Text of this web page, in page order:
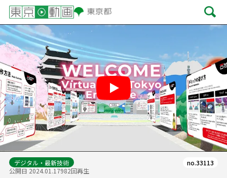
Play
デジタル・最新技術
公開日 2024.01.17982回再生
no.33113